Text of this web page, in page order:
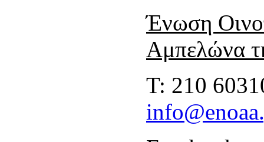
Ένωση
Αμπελώνα
Τ: 210